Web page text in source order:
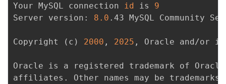
Your MySQL connection id is 9
Server version: 8.0 .43 MySQL Community
Copyright ( c ) 2000 , 2025 , Oracle and/or
Oracle is a registered trademark of
affiliates. Other names may be